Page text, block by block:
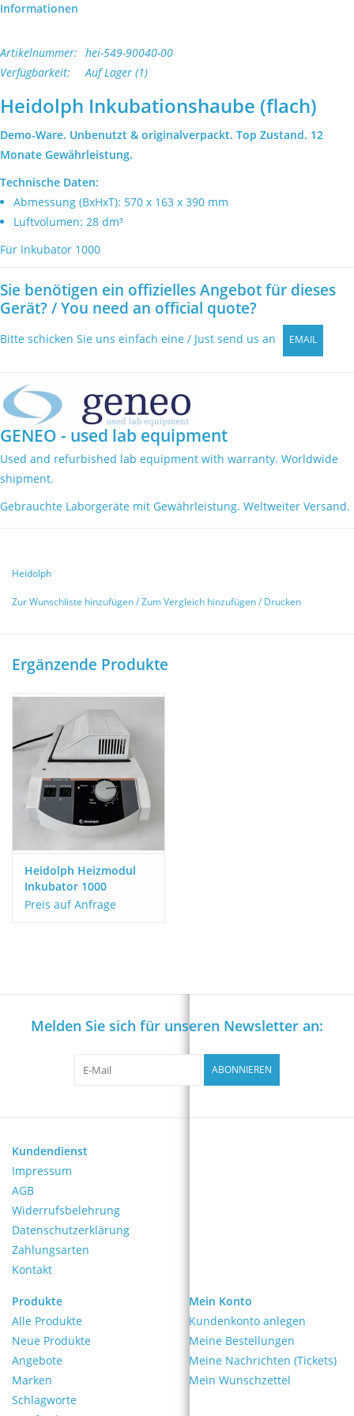
Laborgeräte kaufen
Laborgeräte verkaufen
Lab Outlets
Marken
Informationen
Artikelnummer: hei-549-90040-00
Verfügbarkeit:
Auf Lager (1)
Heidolph Inkubationshaube (flach)
Demo-Ware. Unbenutzt & originalverpackt. Top Zustand. 12
Monate Gewährleistung.
Technische Daten:
Abmessung (BxHxT): 570 x 163 x 390 mm
Luftvolumen: 28 dm³
Für Inkubator 1000
Sie benötigen ein offizielles Angebot für dieses
Gerät? / You need an official quote?
Bitte schicken Sie uns einfach eine / Just send us an EMAIL
GENEO - used lab equipment
Used and refurbished lab equipment with warranty. Worldwide
shipment.
Gebrauchte Laborgeräte mit Gewährleistung. Weltweiter Versand.
Heidolph
Zur Wunschliste hinzufügen/Zum Vergleich hinzufügen/ Drucken
Ergänzende Produkte
Heidolph Heizmodul
Inkubator 1000
Preis auf Anfrage
Melden Sie sich für unseren Newsletter an:
ABONNIEREN
Kundendienst
Impressum
AGB
Widerrufsbelehrung
Datenschutzerklärung
Zahlungsarten
Kontakt
Produkte
Alle Produkte
Neue Produkte
Angebote
Marken
Schlagworte
Mein Konto
Kundenkonto anlegen
Meine Bestellungen
Meine Nachrichten (Tickets)
Mein Wunschzettel